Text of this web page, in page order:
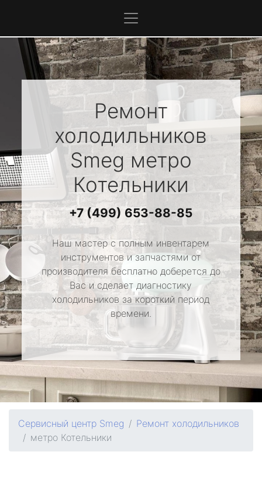
Ремонт
холодильников
Smeg метро
Котельники
+7 (499) 653-88-85
Наш мастер с полным инвентарем
инструментов и запчастями от
производителя бесплатно доберется до
Вас и сделает диагностику
холодильников за короткий период
времени.
Сервисный центр Smeg
Ремонт холодильников
метро Котельники